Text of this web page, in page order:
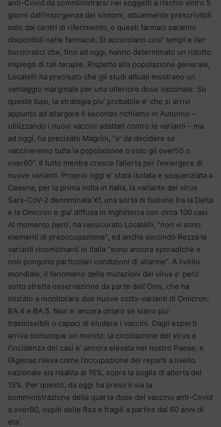
anti-Covid da somministrarsi nei soggetti a rischio entro 5
giorni dall’insorgenza dei sintomi, attualmente prescrivibili
solo dai centri di riferimento, e questi farmaci saranno
disponibili nelle farmacie. Si accorciano cosi’ tempi e iter
burocratici che, fino ad oggi, hanno determinato un ridotto
impiego di tali terapie. Rispetto alla popolazione generale,
Locatelli ha precisato che gli studi attuali mostrano un
vantaggio marginale per una ulteriore dose vaccinale. Su
queste basi, la strategia piu’ probabile e’ che si arrivi
appunto ad allargare il secondo richiamo in Autunno –
utilizzando i nuovi vaccini adattati contro le varianti – ma
ad oggi, ha precisato Magrini, “e’ da decidere se
vaccineremo tutta la popolazione o solo gli over50 o
over60”. Il tutto mentre cresce l’allerta per l’emergere di
nuove varianti. Proprio oggi e’ stata isolata e sequenziata a
Cesena, per la prima volta in Italia, la variante del virus
Sars-CoV-2 denominata Xf, una sorta di fusione fra la Delta
e la Omicron e gia’ diffusa in Inghilterra con circa 100 casi.
Al momento pero’, ha rassicurato Locatelli, “non vi sono
elementi di preoccupazione”, ed anche secondo Rezza le
varianti ricombinanti in Italia “sono ancora sporadiche e
non pongono particolari condizioni di allarme”. A livello
mondiale, il fenomeno delle mutazioni del virus e’ pero’
sotto stretta osservazione da parte dell’Oms, che ha
iniziato a monitorare due nuove sotto-varianti di Omicron:
BA.4 e BA.5. Non e’ ancora chiaro se siano piu’
trasmissibili o capaci di eludere i vaccini. Dagli esperti
arriva comunque un monito: la circolazione del virus e
l’incidenza dei casi e’ ancora elevata nel nostro Paese, e
l’Agenas rileva come l’occupazione dei reparti a livello
nazionale sia risalita al 16%, sopra la soglia di allerta del
15%. Per questo, da oggi ha preso il via la
somministrazione della quarta dose del vaccino anti-Covid
a over80, ospiti delle Rsa e fragili a partire dai 60 anni di
eta’.